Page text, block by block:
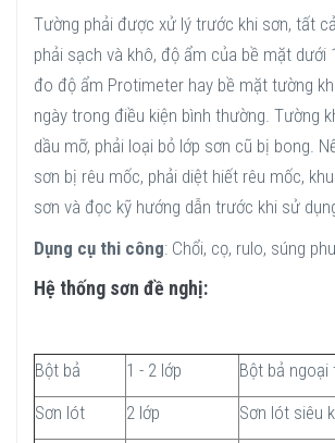
Tường phải được xử lý trước khi sơn, tất
phải sạch và khô, độ ẩm của bề mặt dưới
đo độ ẩm Protimeter hay bề mặt tường
ngày trong điều kiện bình thường. Tường
dầu mỡ, phải loại bỏ lớp sơn cũ bị bong.
sơn bị rêu mốc, phải diệt hiết rêu mốc,
sơn và đọc kỹ hướng dẫn trước khi sử
Dụng cụ thi công: Chổi, cọ, rulo, súng
Hệ thống sơn đề nghị:
Bột bả 1 - 2 lớp Bột bả
Sơn lót
2 lớp
Sơn lót siêu